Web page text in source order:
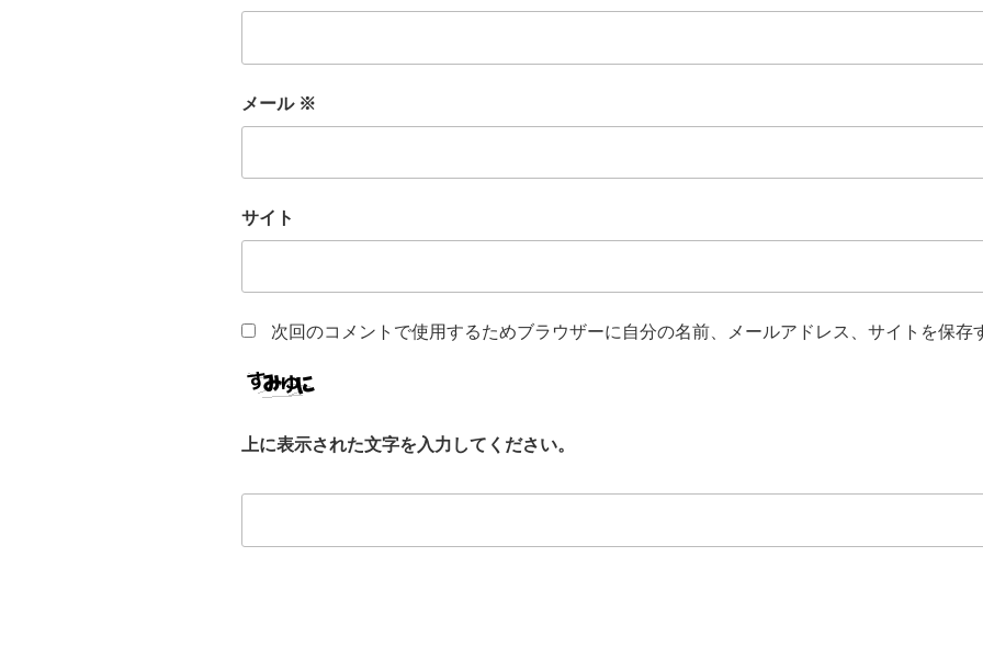
メール ※
サイト
次回のコメントで使用するためブラウザーに自分の名前、メールアドレス、サイトを保存
上に表示された文字を入力してください。